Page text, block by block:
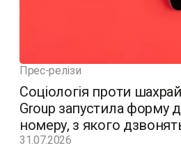
Прес-релізи
Соціологія проти
Group запустила форму
номеру, з якого
31.07.2026